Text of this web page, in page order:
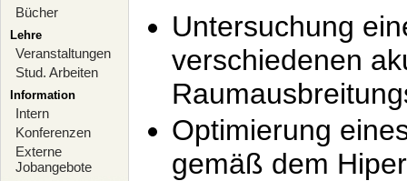
Bücher
Lehre
Veranstaltungen
Stud. Arbeiten
Information
Intern
Konferenzen
Externe
Jobangebote
Untersuchung
verschiedenen
Optimierung
gemäß dem